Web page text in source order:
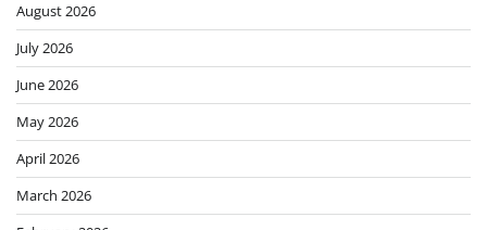
August 2026
July 2026
June 2026
May 2026
April 2026
March 2026